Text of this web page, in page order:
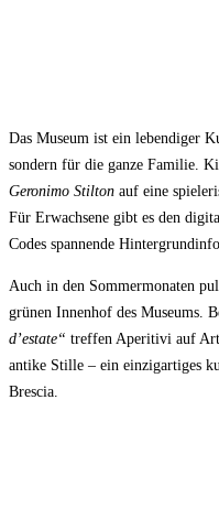
Das Museum ist ein lebendiger
sondern für die ganze Familie.
Geronimo Stilton auf eine
Für Erwachsene gibt es den
Codes spannende
Auch in den Sommermonaten
grünen Innenhof des Museums.
d’estate“ treffen Aperitivi auf
antike Stille – ein einzigartiges
Brescia.